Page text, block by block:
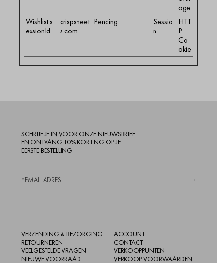
age
Wishlist:s
essionId
crispsheet
s.com
Pending
Sessio
n
HTT
P
Co
okie
VERZENDING & BEZORGING
RETOURNEREN
VEELGESTELDE VRAGEN
NIEUWE VOORRAAD
ACCOUNT
CONTACT
VERKOOPPUNTEN
VERKOOP VOORWAARDEN
SCHRIJF JE IN VOOR ONZE NIEUWSBRIEF
EN ONTVANG 10% KORTING OP JE
EERSTE BESTELLING
→